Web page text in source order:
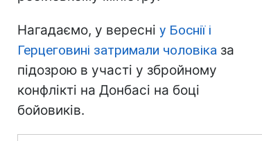
Нагадаємо, у вересні у Боснії і
Герцеговині затримали чоловіка за
підозрою в участі у збройному
конфлікті на Донбасі на боці
бойовиків.